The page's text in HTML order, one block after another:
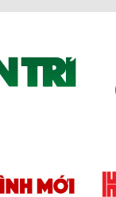
gian vệ sinh